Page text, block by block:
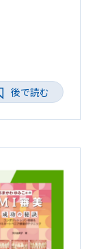
後で読む